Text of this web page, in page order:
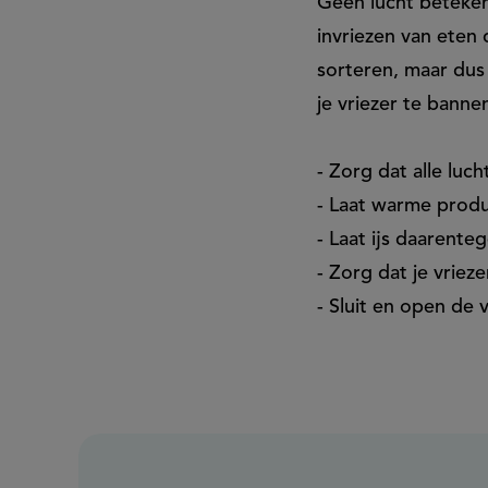
invriezen van eten
sorteren, maar
je vriezer te
- Zorg dat alle
- Laat warme
- Laat ijs
- Zorg dat je
- Sluit en open de